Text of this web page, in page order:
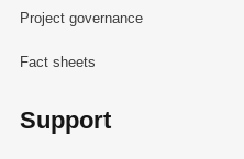
Project governance
Fact sheets
Support